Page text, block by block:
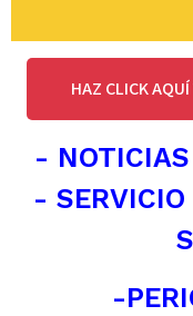
HAZ CLICK
-
-
-